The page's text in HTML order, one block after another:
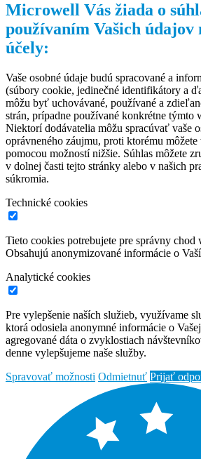
Microwell Vás žiada o
používaním Vašich údajov
účely:
Vaše osobné údaje budú spracované a
(súbory cookie, jedinečné identifikátory a
môžu byť uchovávané, používané a
strán, prípadne používané konkrétne týmto
Niektorí dodávatelia môžu spracúvať vaše
oprávneného záujmu, proti ktorému
pomocou možností nižšie. Súhlas môžete
v dolnej časti tejto stránky alebo v našich
súkromia.
Technické cookies
Tieto cookies potrebujete pre správny chod
Obsahujú anonymizované informácie o
Analytické cookies
Pre vylepšenie naších služieb, využívame
ktorá odosiela anonymné informácie o
agregované dáta o zvyklostiach
denne vylepšujeme naše služby.
Spravovať možnosti Odmietnuť Prijať